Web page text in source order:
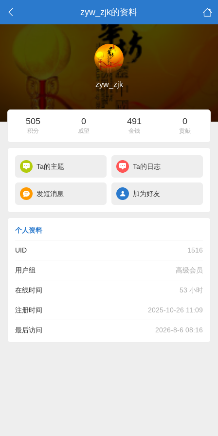
zyw_zjk的资料
zyw_zjk
505
积分
0
威望
491
金钱
0
贡献
Ta的主题 Ta的日志
发短消息 加为好友
个人资料
UID 1516
用户组 高级会员
在线时间 53 小时
注册时间 2025-10-26 11:09
最后访问 2026-8-6 08:16